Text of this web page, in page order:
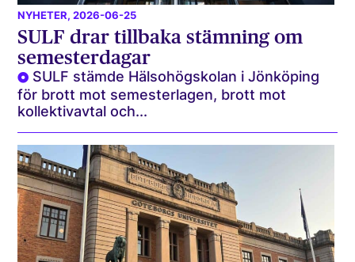
NYHETER, 2026-06-25
SULF drar tillbaka stämning om
semesterdagar
SULF stämde Hälsohögskolan i Jönköping
för brott mot semesterlagen, brott mot
kollektivavtal och...